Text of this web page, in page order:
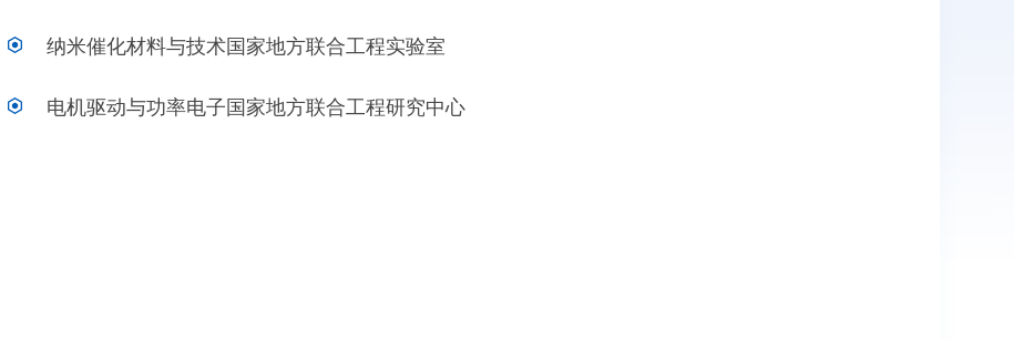
纳米催化材料与技术国家地方联合工程实验室
电机驱动与功率电子国家地方联合工程研究中心